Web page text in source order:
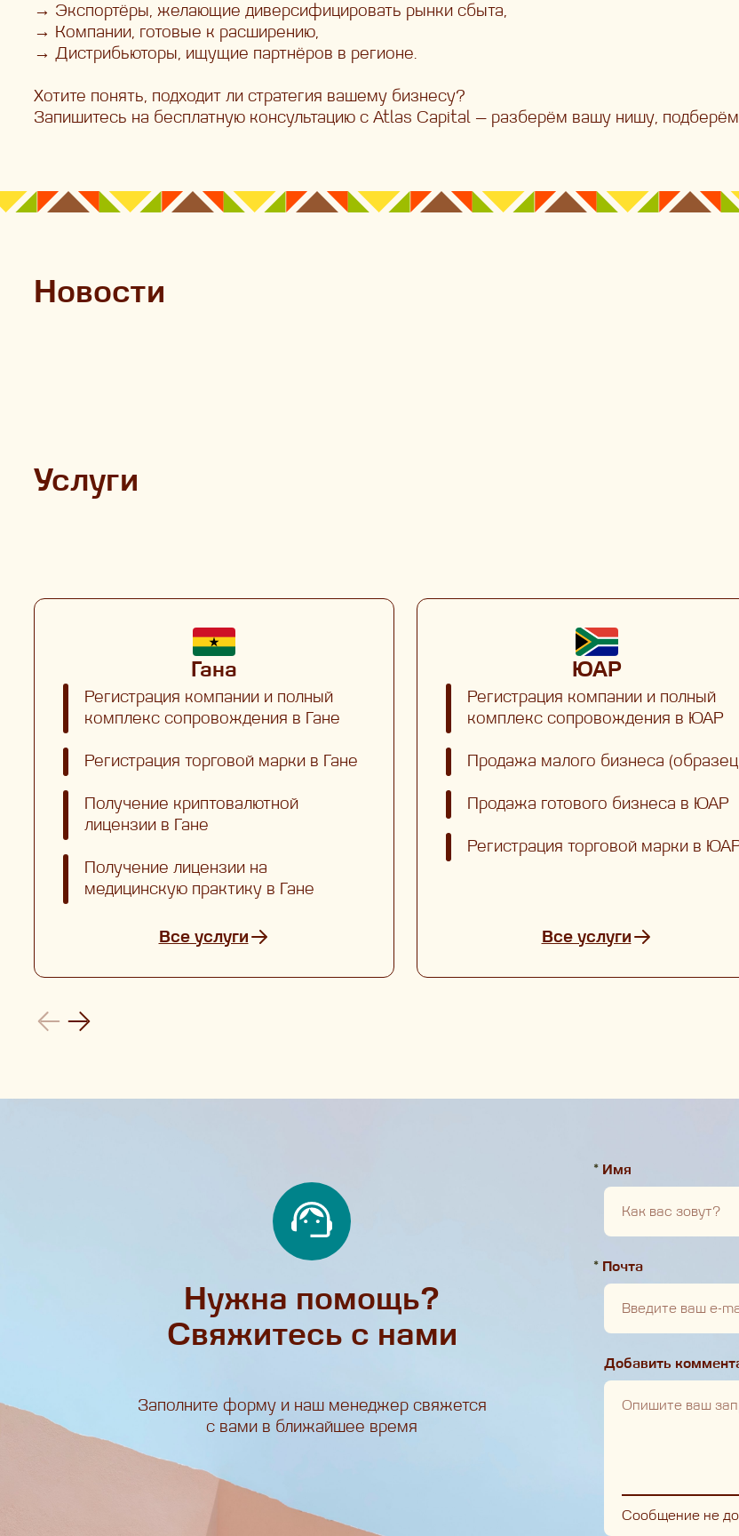
→ Экспортёры, желающие диверсифицировать рынки сбыта,
→ Компании, готовые к расширению,
→ Дистрибьюторы, ищущие партнёров в регионе.
Хотите понять, подходит ли стратегия вашему бизнесу?
Запишитесь на бесплатную консультацию с Atlas Capital — разберём вашу нишу,
Новости
Услуги
Гана
Регистрация компании и полный
комплекс сопровождения в Гане
Регистрация торговой марки в Гане
Получение криптовалютной
лицензии в Гане
Получение лицензии на
медицинскую практику в Гане
Все услуги
ЮАР
Регистрация компании и полный
комплекс сопровождения в ЮАР
Продажа малого бизнеса
Продажа готового бизнеса в ЮАР
Регистрация торговой марки в
Все услуги
Нужна помощь?
Свяжитесь с нами
Заполните форму и наш менеджер свяжется
с вами в ближайшее время
* Имя
* Почта
Добавить
Сообщение не